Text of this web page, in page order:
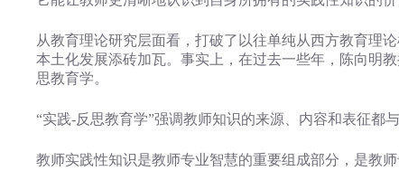
从教育理论研究层面看，打破了以往单纯从西方教育理
本土化发展添砖加瓦。事实上，在过去一些年，陈向明
思教育学。
“实践-反思教育学”强调教师知识的来源、内容和表征都
教师实践性知识是教师专业智慧的重要组成部分，是教